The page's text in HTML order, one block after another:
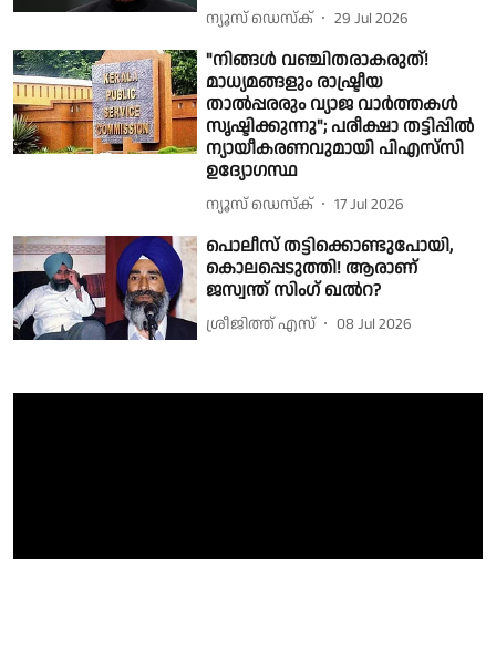
ന്യൂസ് ഡെസ്ക് 29 Jul 2026
"നിങ്ങൾ വഞ്ചിതരാകരുത്!
മാധ്യമങ്ങളും രാഷ്ട്രീയ
താൽപ്പരരും വ്യാജ വാർത്തകൾ
സൃഷ്ടിക്കുന്നു"; പരീക്ഷാ തട്ടിപ്പിൽ
ന്യായീകരണവുമായി പിഎസ്‌സി
ഉദ്യോഗസ്ഥ
ന്യൂസ് ഡെസ്ക് 17 Jul 2026
പൊലീസ് തട്ടിക്കൊണ്ടുപോയി,
കൊലപ്പെടുത്തി! ആരാണ്
ജസ്വന്ത് സിംഗ് ഖൽറ?
ശ്രീജിത്ത് എസ് 08 Jul 2026